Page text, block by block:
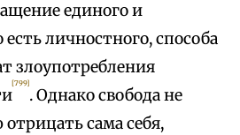
единого и
личностного, способа
злоупотребления
[799]
. Однако свобода не
сама себя,